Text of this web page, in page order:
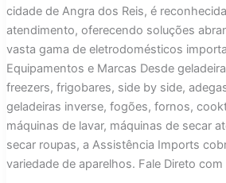
cidade de Angra dos Reis, é
atendimento, oferecendo soluções
vasta gama de eletrodomésticos
Equipamentos e Marcas Desde
freezers, frigobares, side by side,
geladeiras inverse, fogões, fornos,
máquinas de lavar, máquinas de secar
secar roupas, a Assistência Imports
variedade de aparelhos. Fale Direto